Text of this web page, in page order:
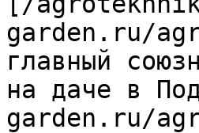
garden.ru/
главный
на даче в
garden.ru/